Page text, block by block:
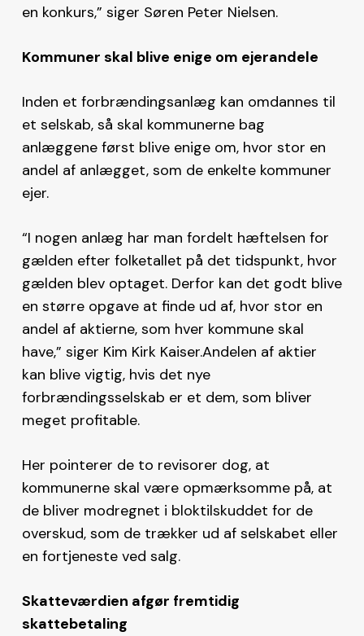
en konkurs,” siger Søren Peter Nielsen.
Kommuner skal blive enige om ejerandele
Inden et forbrændingsanlæg kan omdannes til
et selskab, så skal kommunerne bag
anlæggene først blive enige om, hvor stor en
andel af anlægget, som de enkelte kommuner
ejer.
“I nogen anlæg har man fordelt hæftelsen for
gælden efter folketallet på det tidspunkt, hvor
gælden blev optaget. Derfor kan det godt blive
en større opgave at finde ud af, hvor stor en
andel af aktierne, som hver kommune skal
have,” siger Kim Kirk Kaiser.Andelen af aktier
kan blive vigtig, hvis det nye
forbrændingsselskab er et dem, som bliver
meget profitable.
Her pointerer de to revisorer dog, at
kommunerne skal være opmærksomme på, at
de bliver modregnet i bloktilskuddet for de
overskud, som de trækker ud af selskabet eller
en fortjeneste ved salg.
Skatteværdien afgør fremtidig
skattebetaling